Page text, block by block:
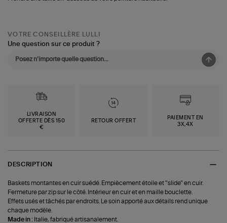
VOTRE CONSEILLÈRE LULLI
Une question sur ce produit ?
LIVRAISON
OFFERTE DÈS 150
€
RETOUR OFFERT
PAIEMENT EN
3X,4X
DESCRIPTION
Baskets montantes en cuir suédé. Empiècement étoile et "slide" en cuir.
Fermeture par zip sur le côté. Intérieur en cuir et en maille bouclette.
Effets usés et tâchés par endroits. Le soin apporté aux détails rend unique
chaque modèle.
Made in : Italie, fabriqué artisanalement.